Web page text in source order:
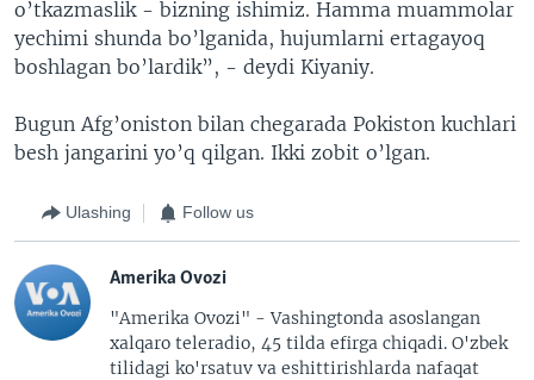
o’tkazmaslik - bizning ishimiz. Hamma muammolar
yechimi shunda bo’lganida, hujumlarni ertagayoq
boshlagan bo’lardik”, - deydi Kiyaniy.
Bugun Afg’oniston bilan chegarada Pokiston kuchlari
besh jangarini yo’q qilgan. Ikki zobit o’lgan.
Ulashing Follow us
Amerika Ovozi
"Amerika Ovozi" - Vashingtonda asoslangan
xalqaro teleradio, 45 tilda efirga chiqadi. O'zbek
tilidagi ko'rsatuv va eshittirishlarda nafaqat